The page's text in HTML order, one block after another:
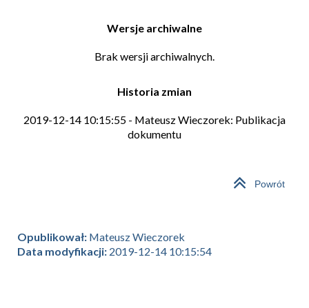
Wersje archiwalne
Brak wersji archiwalnych.
Historia zmian
2019-12-14 10:15:55 - Mateusz Wieczorek: Publikacja
dokumentu
Powrót
Opublikował: Mateusz Wieczorek
Data modyfikacji: 2019-12-14 10:15:54